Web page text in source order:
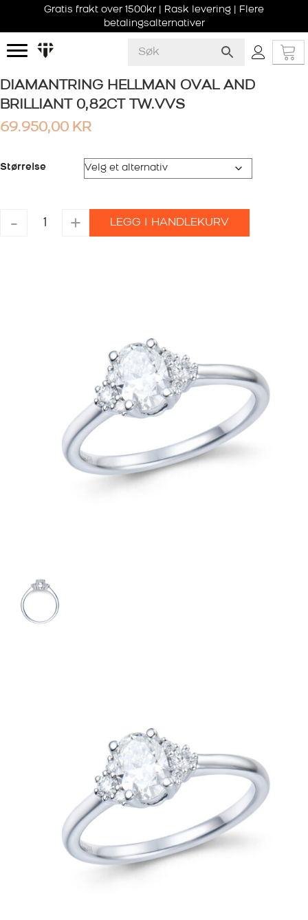
Gratis frakt over 1500kr | Rask levering | Flere
betalingsalternativer
DIAMANTRING HELLMAN OVAL AND
BRILLIANT 0,82CT TW.VVS
69.950,00 KR
Størrelse
-
DIAMANTRING
HELLMAN+ LEGG I HANDLEKURV